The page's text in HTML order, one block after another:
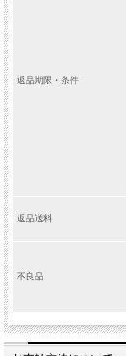
返品期限・条件
返品送料
不良品